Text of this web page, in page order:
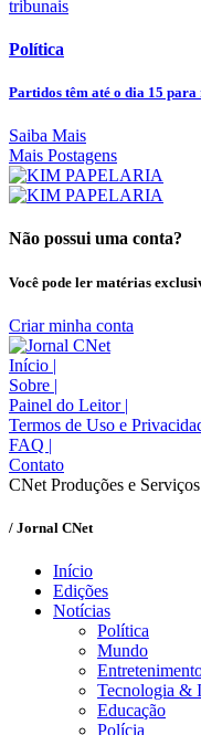
Política
Partidos têm até o dia 15
Saiba Mais
Mais Postagens
Não possui uma conta?
Você pode ler matérias
Criar minha conta
Início |
Sobre |
Painel do Leitor |
Termos de Uso e
FAQ |
Contato
CNet Produções e
/ Jornal CNet
Início
Edições
Notícias
Política
Mundo
Tecnologia &
Educação
Polícia